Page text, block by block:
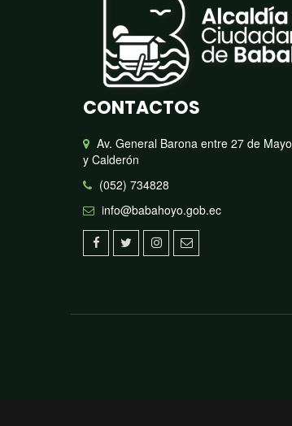
CONTACTOS
Av. General Barona entre 27 de Mayo
y Calderón
(052) 734828
info@babahoyo.gob.ec